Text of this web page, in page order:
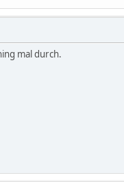
mal durch.